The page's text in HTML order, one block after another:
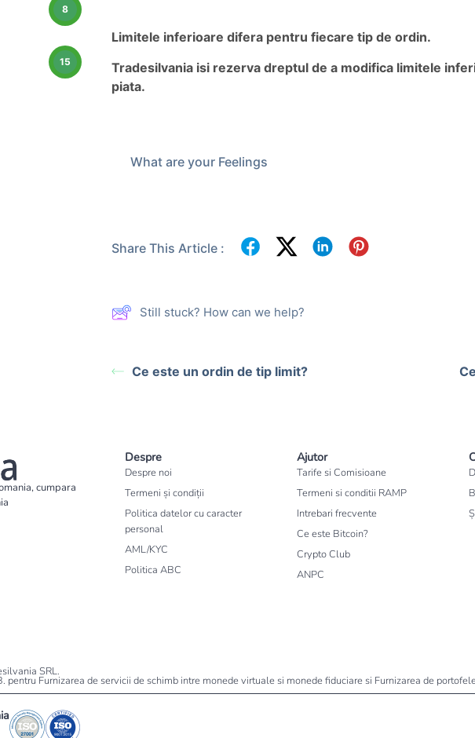
8
15
Limitele inferioare difera pentru fiecare tip de ordin.
Tradesilvania isi rezerva dreptul de a modifica limitele
piata.
What are your Feelings
Share This Article :
Still stuck? How can we help?
Ce este un ordin de tip limit?
cumpara
Despre
Despre noi
Termeni și condiții
Politica datelor cu caracter
personal
AML/KYC
Politica ABC
Ajutor
Tarife si Comisioane
Termeni si conditii RAMP
Intrebari frecvente
Ce este Bitcoin?
Crypto Club
ANPC
SRL.
pentru Furnizarea de servicii de schimb intre monede virtuale si monede fiduciare si Furnizarea de